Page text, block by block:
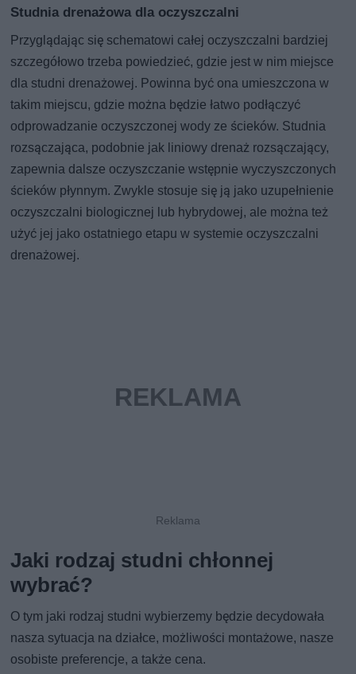
Studnia drenażowa dla oczyszczalni
Przyglądając się schematowi całej oczyszczalni bardziej
szczegółowo trzeba powiedzieć, gdzie jest w nim miejsce
dla studni drenażowej. Powinna być ona umieszczona w
takim miejscu, gdzie można będzie łatwo podłączyć
odprowadzanie oczyszczonej wody ze ścieków. Studnia
rozsączająca, podobnie jak liniowy drenaż rozsączający,
zapewnia dalsze oczyszczanie wstępnie wyczyszczonych
ścieków płynnym. Zwykle stosuje się ją jako uzupełnienie
oczyszczalni biologicznej lub hybrydowej, ale można też
użyć jej jako ostatniego etapu w systemie oczyszczalni
drenażowej.
Jaki rodzaj studni chłonnej
wybrać?
O tym jaki rodzaj studni wybierzemy będzie decydowała
nasza sytuacja na działce, możliwości montażowe, nasze
osobiste preferencje, a także cena.